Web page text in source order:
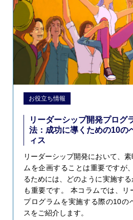
お役立ち情報
リーダーシップ開発プログ
法：成功に導くための10の
ィス
リーダーシップ開発において、
ムを企画することは重要ですが
るためには、どのように実施す
も重要です。 本コラムでは、リ
プログラムを実施する際の10の
スをご紹介します。